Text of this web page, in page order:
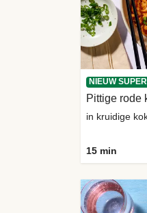
NIEUW
Pittige rode
15 min